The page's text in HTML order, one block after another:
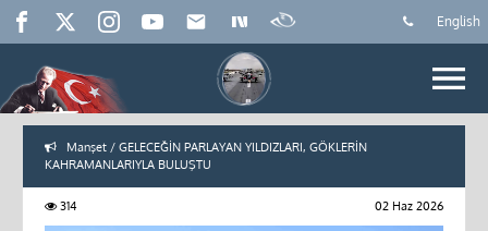
English
Manşet / GELECEĞİN PARLAYAN YILDIZLARI, GÖKLERİN
KAHRAMANLARIYLA BULUŞTU
314 02 Haz 2026